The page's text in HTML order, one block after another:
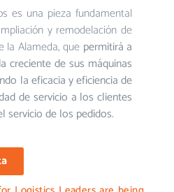
es una pieza fundamental
y remodelación de
la Alameda, que permitirá a
creciente de sus máquinas
la eficacia y eficiencia de
de servicio a los clientes
servicio de los pedidos.